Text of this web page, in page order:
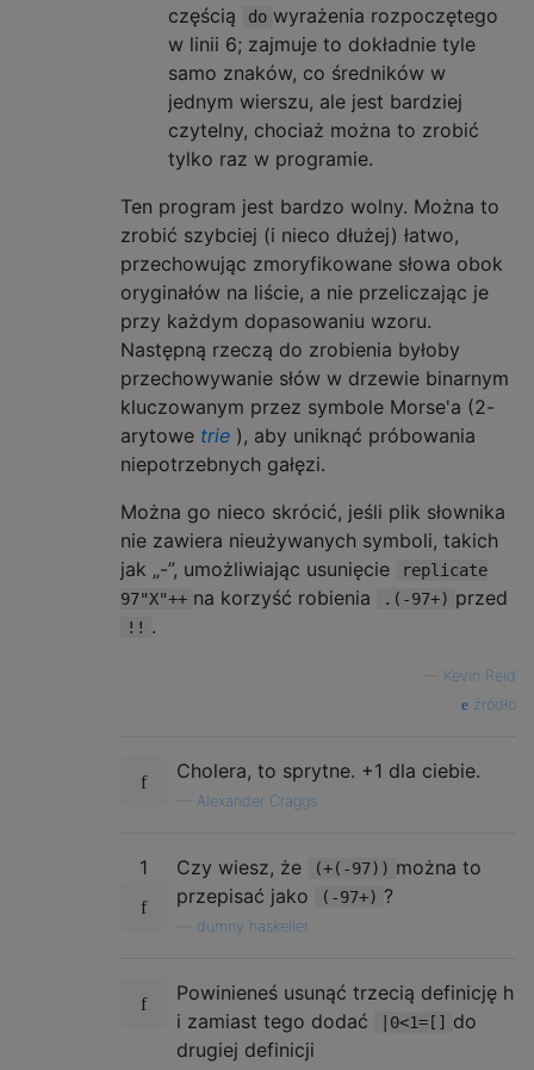
częścią
do wyrażenia rozpoczętego
w linii 6; zajmuje to dokładnie tyle
samo znaków, co średników w
jednym wierszu, ale jest bardziej
czytelny, chociaż można to zrobić
tylko raz w programie.
Ten program jest bardzo wolny. Można to
zrobić szybciej (i nieco dłużej) łatwo,
przechowując zmoryfikowane słowa obok
oryginałów na liście, a nie przeliczając je
przy każdym dopasowaniu wzoru.
Następną rzeczą do zrobienia byłoby
przechowywanie słów w drzewie binarnym
kluczowanym przez symbole Morse'a (2-
arytowe trie ), aby uniknąć próbowania
niepotrzebnych gałęzi.
Można go nieco skrócić, jeśli plik słownika
nie zawiera nieużywanych symboli, takich
jak „-”, umożliwiając usunięcie
replicate
97"X"++ na korzyść robienia .(-97+) przed
!! .
Kevin Reid
źródło
Cholera, to sprytne. +1 dla ciebie.
Alexander Craggs
1 Czy wiesz, że (+(-97)) można to
przepisać jako
(-97+) ?
dumny haskeller
Powinieneś usunąć trzecią definicję h
i zamiast tego dodać
|0<1=[]
do
drugiej definicji